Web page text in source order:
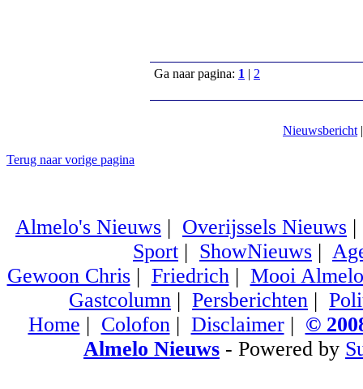
Ga naar pagina: 1 | 2
Nieuwsbericht
Terug naar vorige pagina
Almelo's Nieuws | Overijssels Nieuws
Sport | ShowNieuws |
Gewoon Chris| Friedrich| Mooi Almelo
Gastcolumn | Persberichten |
Home | Colofon| Disclaimer| ©
Almelo Nieuws - Powered by